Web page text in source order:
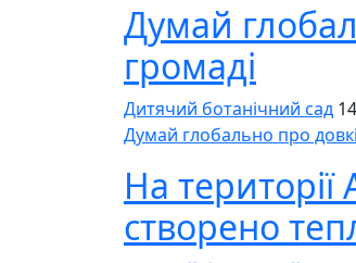
Думай
громаді
Дитячий ботанічний сад
Думай глобально про
На території
створено